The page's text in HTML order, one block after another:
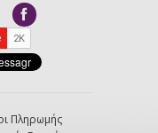
Πληρωμής